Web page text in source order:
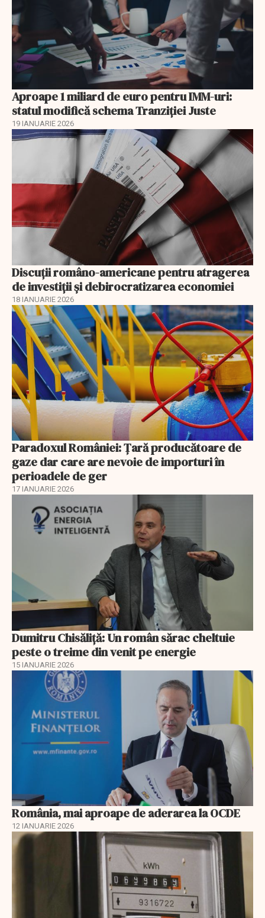
Aproape 1 miliard de euro pentru IMM-uri:
statul modifică schema Tranziției Juste
19 IANUARIE 2026
Discuţii româno-americane pentru atragerea
de investiţii şi debirocratizarea economiei
18 IANUARIE 2026
Paradoxul României: Ţară producătoare de
gaze dar care are nevoie de importuri în
perioadele de ger
17 IANUARIE 2026
Dumitru Chisăliţă: Un român sărac cheltuie
peste o treime din venit pe energie
15 IANUARIE 2026
România, mai aproape de aderarea la OCDE
12 IANUARIE 2026
EXCLUSIV